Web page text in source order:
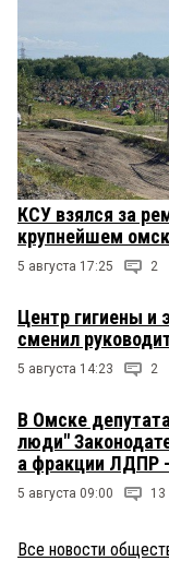
КСУ взялся за
крупнейшем
5 августа 17:25 2
Центр гигиены и
сменил
5 августа 14:23 2
В Омске
люди"
а фракции ЛДПР
5 августа 09:00 13
Все новости